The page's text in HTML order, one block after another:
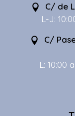
C/ de
L-J:
C/
L: 10:00